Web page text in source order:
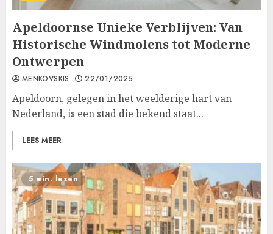
Apeldoornse Unieke Verblijven: Van
Historische Windmolens tot Moderne
Ontwerpen
MENKOVSKIS 22/01/2025
Apeldoorn, gelegen in het weelderige hart van
Nederland, is een stad die bekend staat...
LEES MEER
5 min. lezen